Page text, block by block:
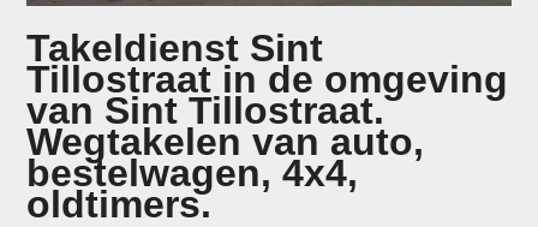
Takeldienst Sint
Tillostraat in de omgeving
van Sint Tillostraat.
Wegtakelen van auto,
bestelwagen, 4x4,
oldtimers.